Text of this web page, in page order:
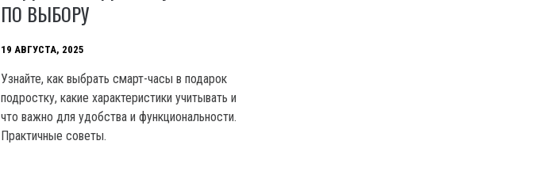
ПО ВЫБОРУ
19 АВГУСТА, 2025
Узнайте, как выбрать смарт-часы в подарок
подростку, какие характеристики учитывать и
что важно для удобства и функциональности.
Практичные советы.